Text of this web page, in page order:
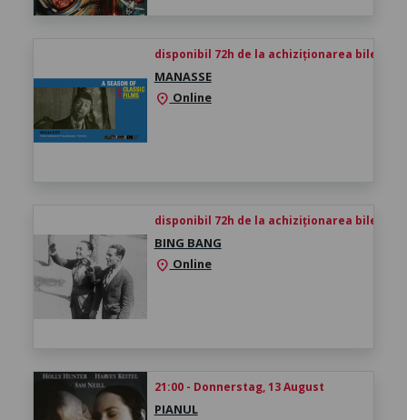
disponibil 72h de la achiziționarea biletului
MANASSE
location_on Online
disponibil 72h de la achiziționarea biletului
BING BANG
location_on Online
21:00 - Donnerstag, 13 August
PIANUL